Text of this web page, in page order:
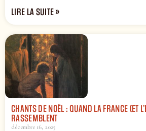
LIRE LA SUITE »
CHANTS DE NOËL : QUAND LA FRANCE (ET
RASSEMBLENT
décembre 16, 2025